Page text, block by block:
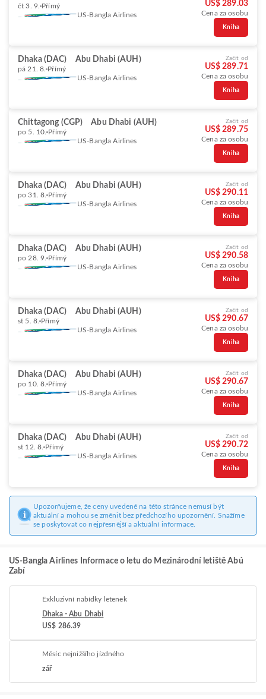
čt 3. 9. Přímý
US-Bangla Airlines
US$ 289.03
Cena za osobu
Kniha
Dhaka (DAC) Abu Dhabi (AUH)
pá 21. 8. Přímý
US-Bangla Airlines
Začít od
US$ 289.71
Cena za osobu
Kniha
Chittagong (CGP) Abu Dhabi (AUH)
po 5. 10. Přímý
US-Bangla Airlines
Začít od
US$ 289.75
Cena za osobu
Kniha
Dhaka (DAC) Abu Dhabi (AUH)
po 31. 8. Přímý
US-Bangla Airlines
Začít od
US$ 290.11
Cena za osobu
Kniha
Dhaka (DAC) Abu Dhabi (AUH)
po 28. 9. Přímý
US-Bangla Airlines
Začít od
US$ 290.58
Cena za osobu
Kniha
Dhaka (DAC) Abu Dhabi (AUH)
st 5. 8. Přímý
US-Bangla Airlines
Začít od
US$ 290.67
Cena za osobu
Kniha
Dhaka (DAC) Abu Dhabi (AUH)
po 10. 8. Přímý
US-Bangla Airlines
Začít od
US$ 290.67
Cena za osobu
Kniha
Dhaka (DAC) Abu Dhabi (AUH)
st 12. 8. Přímý
US-Bangla Airlines
Začít od
US$ 290.72
Cena za osobu
Kniha
Upozorňujeme, že ceny uvedené na této stránce nemusí být
aktuální a mohou se změnit bez předchozího upozornění. Snažíme
se poskytovat co nejpřesnější a aktuální informace.
US-Bangla Airlines Informace o letu do Mezinárodní letiště Abú
Zabí
Exkluzivní nabídky letenek
Dhaka - Abu Dhabi
US$ 286.39
Měsíc nejnižšího jízdného
zář